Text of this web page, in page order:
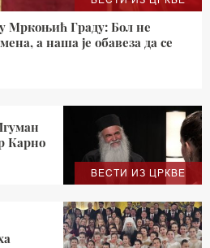
Мркоњић Граду: Бол не
а наша је обавеза да се
ВЕСТИ ИЗ ЦРКВЕ
Карно